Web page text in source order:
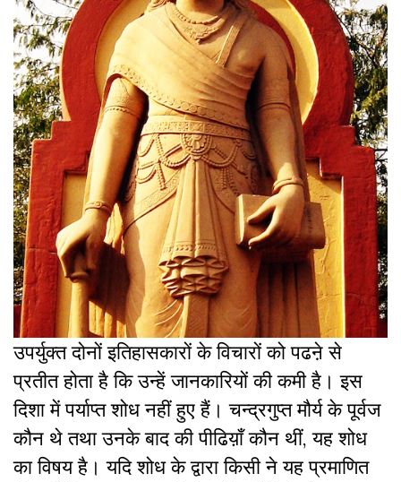
उपर्युक्त दोनों इतिहासकारों के विचारों को पढऩे से
प्रतीत होता है कि उन्हें जानकारियों की कमी है। इस
दिशा में पर्याप्त शोध नहीं हुए हैं। चन्द्रगुप्त मौर्य के पूर्वज
कौन थे तथा उनके बाद की पीढिय़ाँ कौन थीं, यह शोध
का विषय है। यदि शोध के द्वारा किसी ने यह प्रमाणित